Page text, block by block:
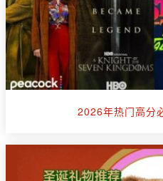
2026年热门高分